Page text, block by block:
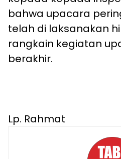
bahwa upacara
telah di laksanakan
rangkain kegiatan
berakhir.
Lp. Rahmat